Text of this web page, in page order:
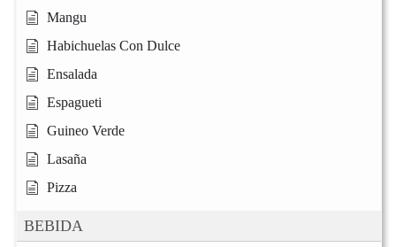
Mangu
Habichuelas Con Dulce
Ensalada
Espagueti
Guineo Verde
Lasaña
Pizza
BEBIDA